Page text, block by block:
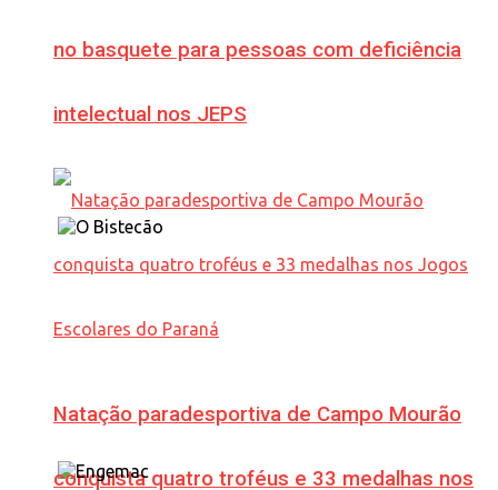
no basquete para pessoas com deficiência
intelectual nos JEPS
Natação paradesportiva de Campo Mourão
conquista quatro troféus e 33 medalhas nos